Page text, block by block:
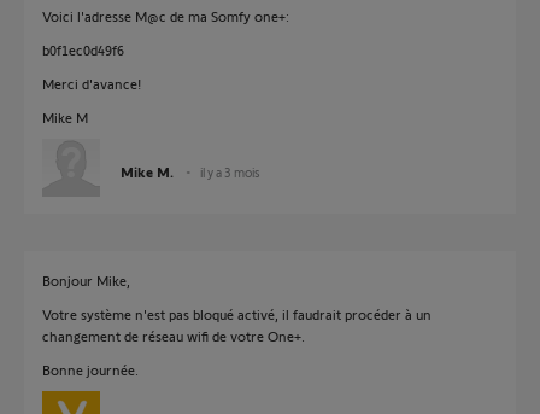
Voici l'adresse M@c de ma Somfy one+:
b0f1ec0d49f6
Merci d'avance!
Mike M
Mike M. il y a 3 mois
Bonjour Mike,
Votre système n'est pas bloqué activé, il faudrait procéder à un
changement de réseau wifi de votre One+.
Bonne journée.